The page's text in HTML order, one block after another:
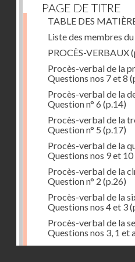
PAGE DE TITRE
TABLE DES
Liste des membres
PROCÈS-VERBAUX
Procès-verbal de la
Questions nos 7 et 8
Procès-verbal de la
Question n° 6 (p.14)
Procès-verbal de la
Question n° 5 (p.17)
Procès-verbal de la
Questions nos 9 et 10
Procès-verbal de la
Question n° 2 (p.26)
Procès-verbal de la
Questions nos 4 et 3
Procès-verbal de la
Questions nos 3, 1 et
Procès-verbal de la